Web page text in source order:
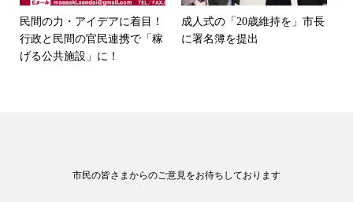
民間の力・アイデアに着目！
行政と民間の官民連携で「稼
げる公共施設」に！
成人式の「20歳維持を」市長
に署名簿を提出
市民の皆さまからのご意見をお待ちしております